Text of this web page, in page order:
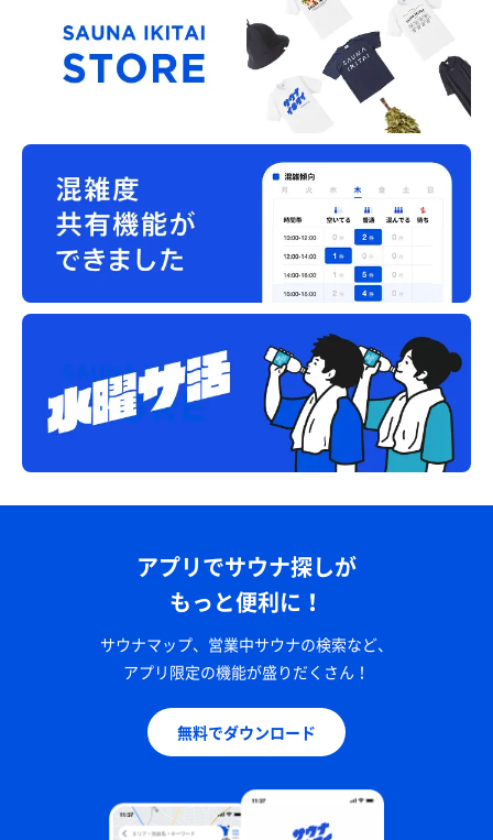
アプリでサウナ探しが
もっと便利に！
サウナマップ、営業中サウナの検索など、
アプリ限定の機能が盛りだくさん！
無料でダウンロード